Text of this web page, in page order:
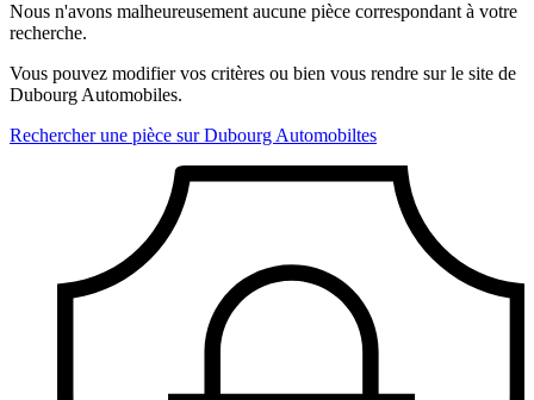
Nous n'avons malheureusement aucune pièce correspondant à votre
recherche.
Vous pouvez modifier vos critères ou bien vous rendre sur le site de
Dubourg Automobiles.
Rechercher une pièce sur Dubourg Automobiltes